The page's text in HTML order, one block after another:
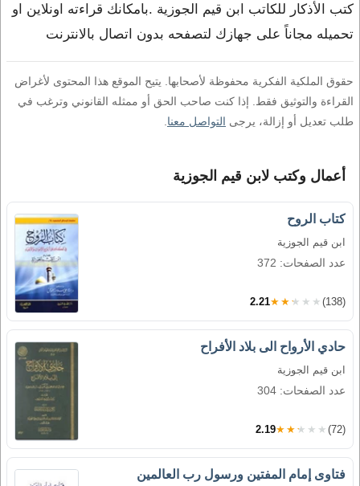
كتب الأذكار للكاتب ابن قيم الجوزية .بامكانك قراءته اونلاين او
تحميله مجاناً على جهازك لتصفحه بدون اتصال بالانترنت
حقوق الملكية الفكرية محفوظة لأصحابها. يتيح الموقع هذا المحتوى لأغراض
القراءة والتوثيق فقط. إذا كنت صاحب الحق أو ممثله القانوني وترغب في
طلب تعديل أو إزالة، يرجى التواصل معنا
أعمال وكتب لابن قيم الجوزية
كتاب الروح
ابن قيم الجوزية
عدد الصفحات: 372
2.21★★★★★ (138)
حادي الأرواح الى بلاد الأفراح
ابن قيم الجوزية
عدد الصفحات: 304
2.19★★★★★ (72)
فتاوى إمام المفتين ورسول رب العالمين